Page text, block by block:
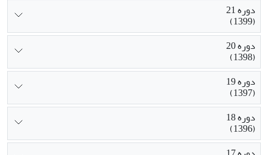
دوره 21
(1399)
دوره 20
(1398)
دوره 19
(1397)
دوره 18
(1396)